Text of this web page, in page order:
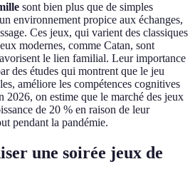
sont bien plus que de simples
environnement propice aux échanges,
Ces jeux, qui varient des classiques
modernes, comme Catan, sont
le lien familial. Leur importance
des études qui montrent que le jeu
améliore les compétences cognitives
2026, on estime que le marché des jeux
de 20 % en raison de leur
pendant la pandémie.
une soirée jeux de